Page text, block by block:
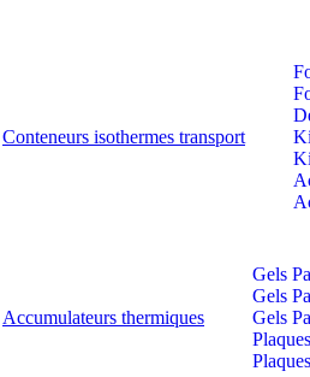
Conteneurs isothermes transport
Accumulateurs thermiques
Gels
Gels
Gels